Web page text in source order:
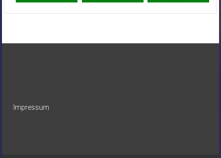
Impressum